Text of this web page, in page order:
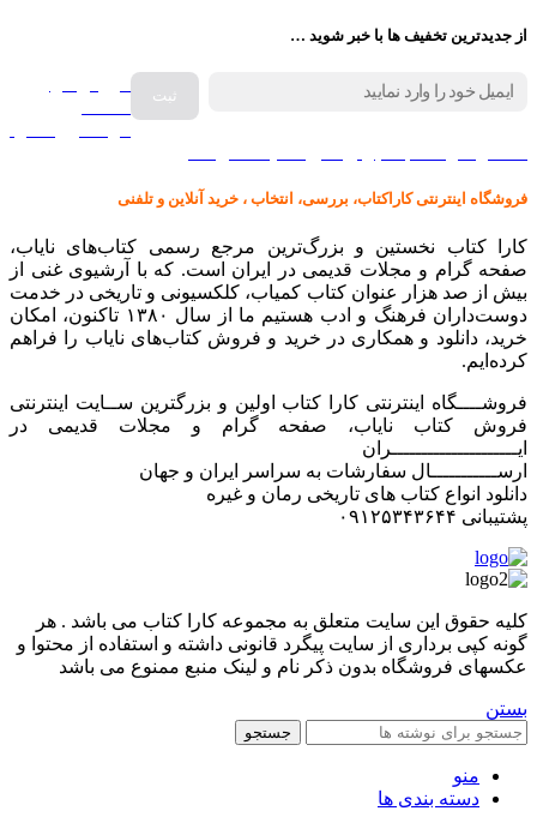
از جدیدترین تخفیف ها با خبر شوید …
فروش انواع
فروشگاه اینترنتی کاراکتاب، بررسی، انتخاب ، خرید آنلاین و تلفنی
کارا کتاب نخستین و بزرگ‌ترین مرجع رسمی کتاب‌های نایاب،
صفحه گرام و مجلات قدیمی در ایران است. که با آرشیوی غنی از
بیش از صد هزار عنوان کتاب کمیاب، کلکسیونی و تاریخی در خدمت
دوست‌داران فرهنگ و ادب هستیم ما از سال ۱۳۸۰ تاکنون، امکان
خرید، دانلود و همکاری در خرید و فروش کتاب‌های نایاب را فراهم
کرده‌ایم.
فروشــــگاه اینترنتی کارا کتاب اولین و بزرگترین ســایت اینترنتی
فروش کتاب نایاب، صفحه گرام و مجلات قدیمی در
ایـــــــــــــــــــــران
ارســـــــــــال سفارشات به سراسر ایران و جهان
دانلود انواع کتاب های تاریخی رمان و غیره
پشتیبانی ۰۹۱۲۵۳۴۳۶۴۴
کليه حقوق اين سايت متعلق به مجموعه کارا کتاب می باشد . هر
گونه کپی برداری از سایت پیگرد قانونی داشته و استفاده از محتوا و
عکسهای فروشگاه بدون ذکر نام و لینک منبع ممنوع می باشد
بستن
جستجو
منو
دسته بندی ها